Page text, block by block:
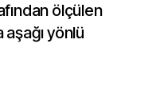
ölçülen
yönlü